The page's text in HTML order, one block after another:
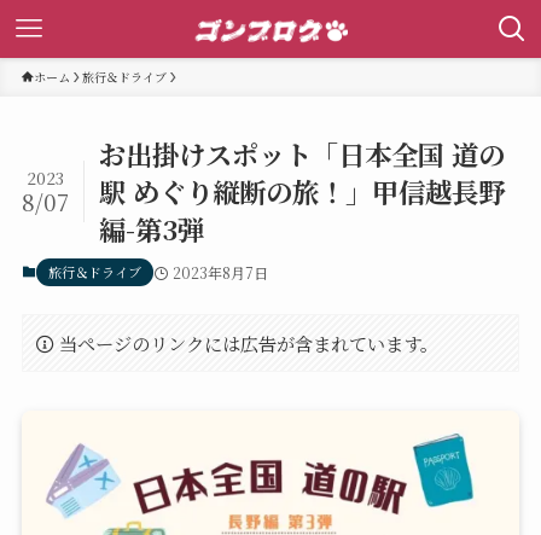
ホーム 旅行＆ドライブ
お出掛けスポット「日本全国 道の
駅 めぐり縦断の旅！」甲信越長野
編-第3弾
2023
8/07
旅行＆ドライブ 2023年8月7日
当ページのリンクには広告が含まれています。